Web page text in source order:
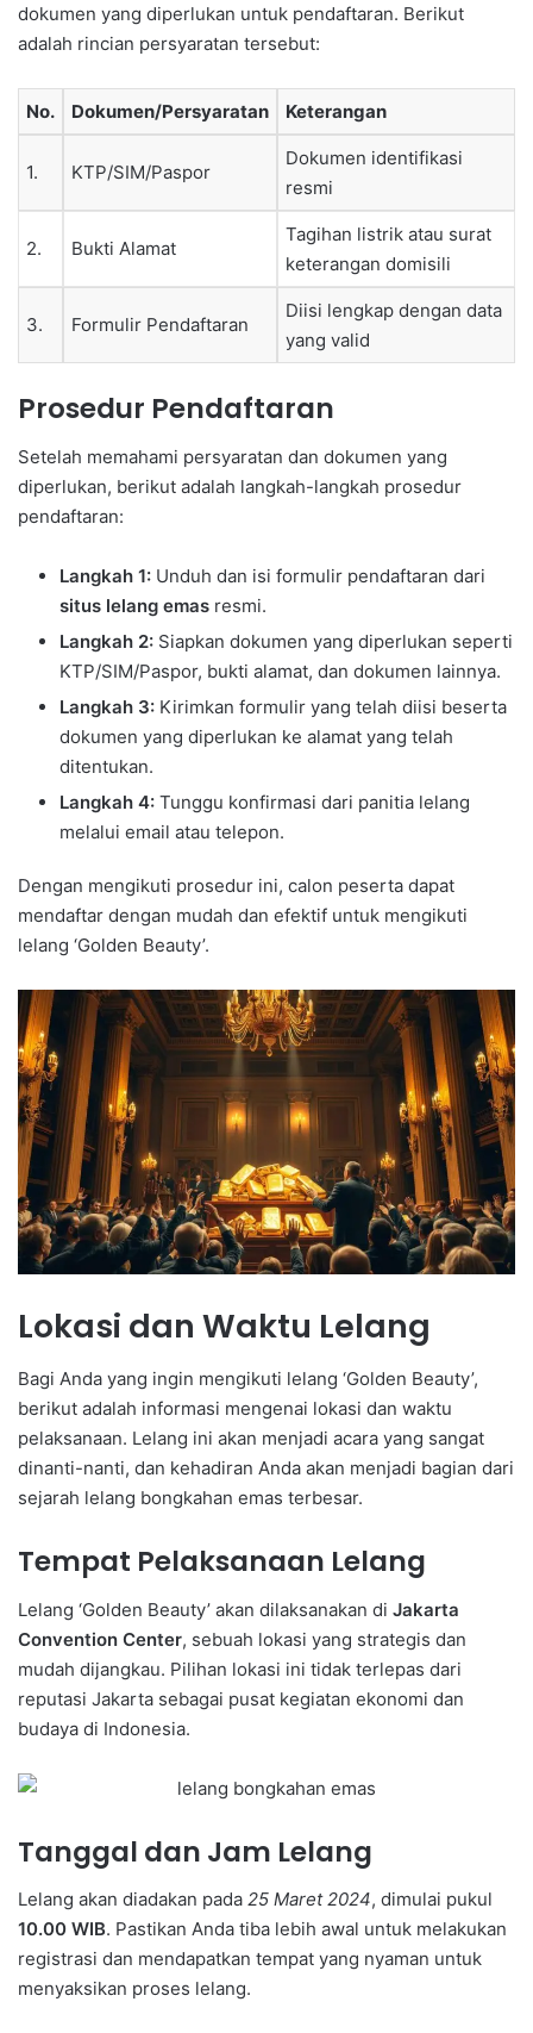
dokumen yang diperlukan untuk pendaftaran. Berikut
adalah rincian persyaratan tersebut:
No. Dokumen/Persyaratan Keterangan
1. KTP/SIM/Paspor
Dokumen identifikasi
resmi
2. Bukti Alamat
Tagihan listrik atau surat
keterangan domisili
3. Formulir Pendaftaran
Diisi lengkap dengan data
yang valid
Prosedur Pendaftaran
Setelah memahami persyaratan dan dokumen yang
diperlukan, berikut adalah langkah-langkah prosedur
pendaftaran:
Langkah 1: Unduh dan isi formulir pendaftaran dari
situs lelang emas resmi.
Langkah 2: Siapkan dokumen yang diperlukan seperti
KTP/SIM/Paspor, bukti alamat, dan dokumen lainnya.
Langkah 3: Kirimkan formulir yang telah diisi beserta
dokumen yang diperlukan ke alamat yang telah
ditentukan.
Langkah 4: Tunggu konfirmasi dari panitia lelang
melalui email atau telepon.
Dengan mengikuti prosedur ini, calon peserta dapat
mendaftar dengan mudah dan efektif untuk mengikuti
lelang ‘Golden Beauty’.
Lokasi dan Waktu Lelang
Bagi Anda yang ingin mengikuti lelang ‘Golden Beauty’,
berikut adalah informasi mengenai lokasi dan waktu
pelaksanaan. Lelang ini akan menjadi acara yang sangat
dinanti-nanti, dan kehadiran Anda akan menjadi bagian dari
sejarah lelang bongkahan emas terbesar.
Tempat Pelaksanaan Lelang
Lelang ‘Golden Beauty’ akan dilaksanakan di Jakarta
Convention Center, sebuah lokasi yang strategis dan
mudah dijangkau. Pilihan lokasi ini tidak terlepas dari
reputasi Jakarta sebagai pusat kegiatan ekonomi dan
budaya di Indonesia.
Tanggal dan Jam Lelang
Lelang akan diadakan pada 25 Maret 2024, dimulai pukul
10.00 WIB. Pastikan Anda tiba lebih awal untuk melakukan
registrasi dan mendapatkan tempat yang nyaman untuk
menyaksikan proses lelang.